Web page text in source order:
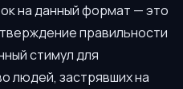
на данный формат — это
правильности
стимул для
людей, застрявших на